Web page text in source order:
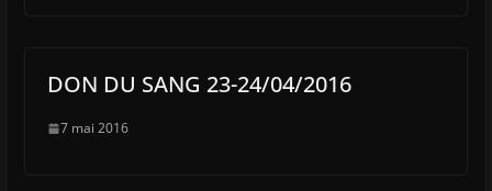
DON DU SANG 23-24/04/2016
7 mai 2016